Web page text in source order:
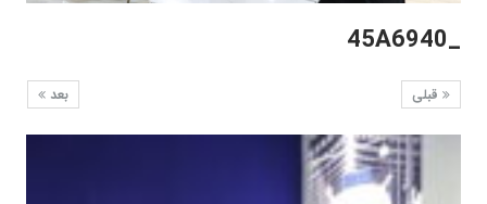
_45A6940
بعد قبلی